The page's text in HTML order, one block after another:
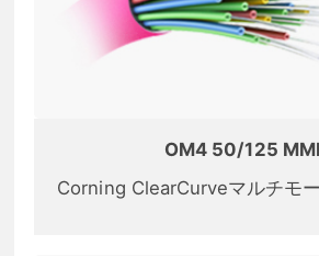
OM4 50/125
Corning ClearCurveマルチモ